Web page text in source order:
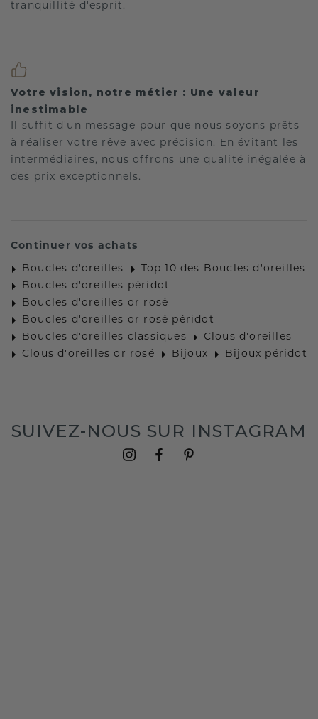
tranquillité d'esprit.
Votre vision, notre métier : Une valeur
inestimable
Il suffit d'un message pour que nous soyons prêts
à réaliser votre rêve avec précision. En évitant les
intermédiaires, nous offrons une qualité inégalée à
des prix exceptionnels.
Continuer vos achats
Boucles d'oreilles
Top 10 des Boucles d'oreilles
Boucles d'oreilles péridot
Boucles d'oreilles or rosé
Boucles d'oreilles or rosé péridot
Boucles d'oreilles classiques
Clous d'oreilles
Clous d'oreilles or rosé
Bijoux Bijoux péridot
SUIVEZ-NOUS SUR INSTAGRAM